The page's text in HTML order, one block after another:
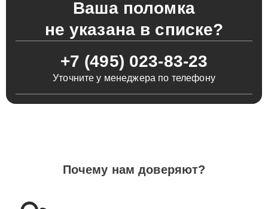
Ваша поломка
не указана в списке?
+7 (495) 023-83-23
Уточните у менеджера по телефону
Почему нам доверяют?